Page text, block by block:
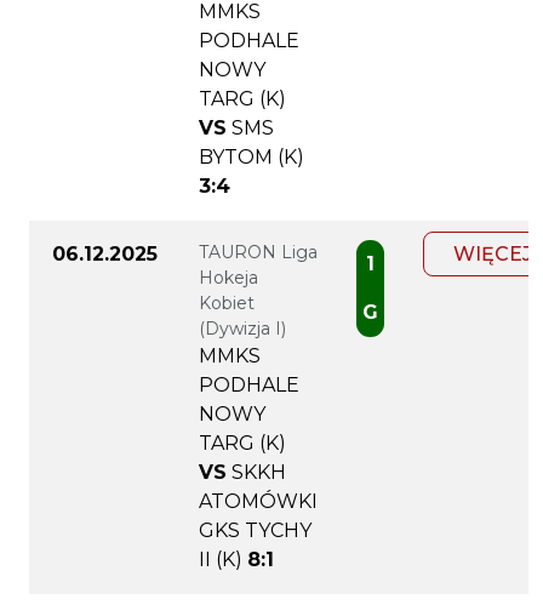
MMKS
PODHALE
NOWY
TARG (K)
VS SMS
BYTOM (K)
3:4
06.12.2025
TAURON Liga
Hokeja
Kobiet
(Dywizja I)
MMKS
PODHALE
NOWY
TARG (K)
VS SKKH
ATOMÓWKI
GKS TYCHY
II (K) 8:1
1
G
WIĘCEJ